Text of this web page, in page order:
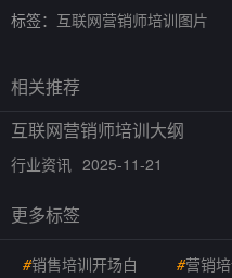
标签： 互联网营销师培训图片
相关推荐
互联网营销师培训大纲
行业资讯 2025-11-21
更多标签
#销售培训开场白 #营销